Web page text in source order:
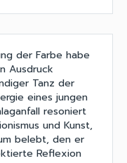
der Farbe habe
Ausdruck
Tanz der
eines jungen
resoniert
und Kunst,
belebt, den er
Reflexion